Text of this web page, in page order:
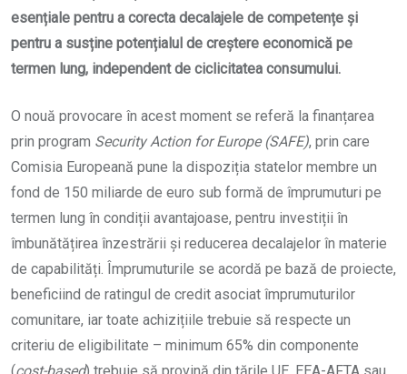
esențiale pentru a corecta decalajele de competențe și
pentru a susține potențialul de creștere economică pe
termen lung, independent de ciclicitatea consumului.
O nouă provocare în acest moment se referă la finanțarea
prin program Security Action for Europe (SAFE), prin care
Comisia Europeană pune la dispoziția statelor membre un
fond de 150 miliarde de euro sub formă de împrumuturi pe
termen lung în condiții avantajoase, pentru investiții în
îmbunătățirea înzestrării și reducerea decalajelor în materie
de capabilități. Împrumuturile se acordă pe bază de proiecte,
beneficiind de ratingul de credit asociat împrumuturilor
comunitare, iar toate achizițiile trebuie să respecte un
criteriu de eligibilitate – minimum 65% din componente